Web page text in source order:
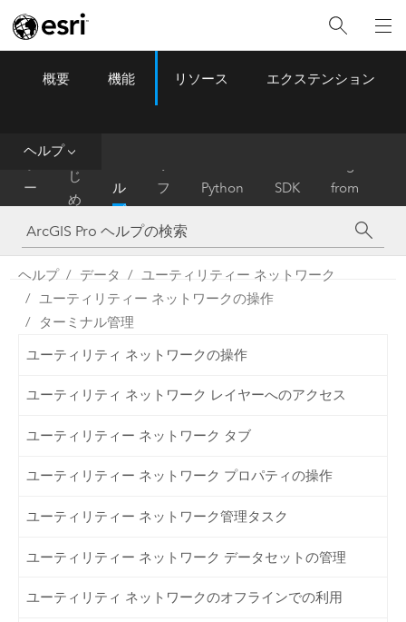
ArcGIS Pro Menu
概要 機能 リソース エクステンション
ヘルプ
ー
ム
は
じ
め
に
ル
プ
フ
ァ
レ
ン
Python SDK
from
ArcMap
ヘルプ データ
ユーティリティー ネットワーク
ユーティリティー ネットワークの操作
ターミナル管理
ユーティリティ ネットワークの操作
ユーティリティ ネットワーク レイヤーへのアクセス
ユーティリティー ネットワーク タブ
ユーティリティー ネットワーク プロパティの操作
ユーティリティー ネットワーク管理タスク
ユーティリティー ネットワーク データセットの管理
ユーティリティ ネットワークのオフラインでの利用